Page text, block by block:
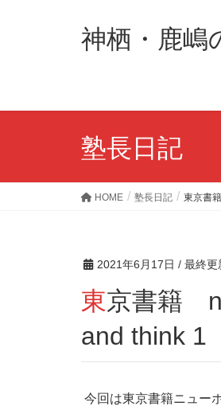
神栖・鹿嶋
塾長日記
HOME 塾長日記 東京書
2021年6月17日 / 最終更
東京書籍 new horizon 中学2年生 unit3 read
and think 1
今回は東京書籍ニュー